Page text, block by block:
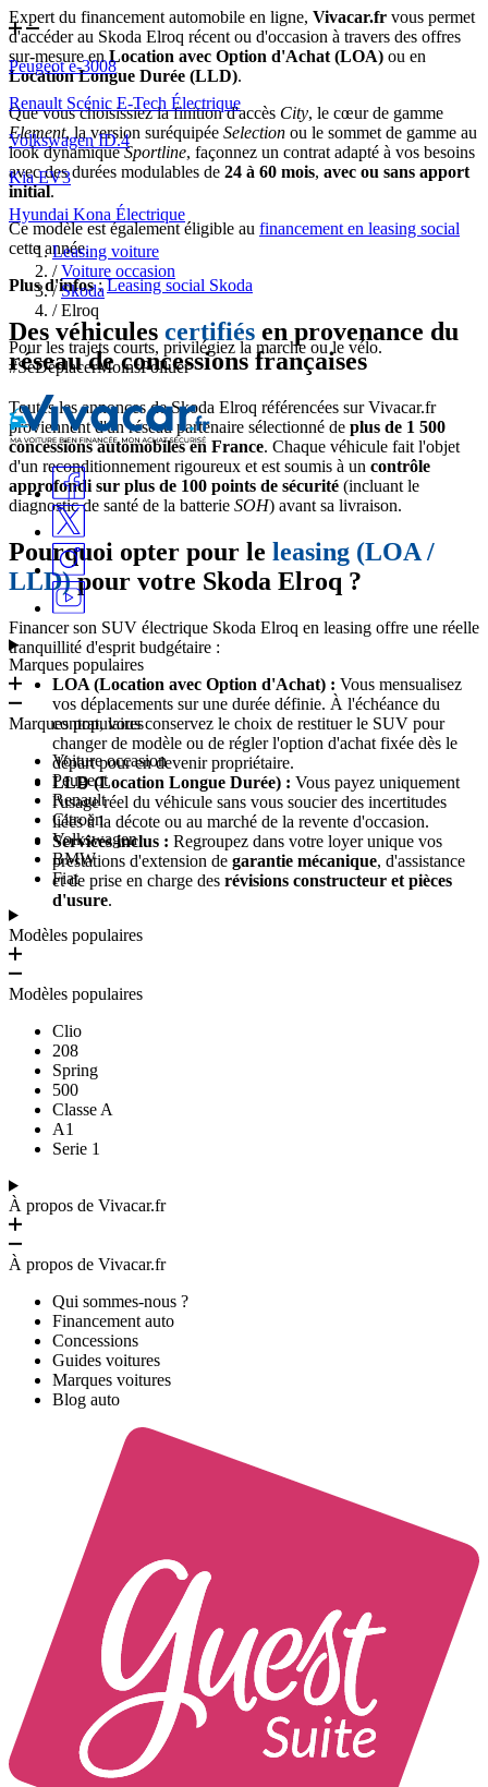
Expert du financement automobile en ligne, Vivacar.fr vous permet
d'accéder au Skoda Elroq récent ou d'occasion à travers des offres
sur-mesure enLocation avec Option d'Achat (LOA) ou en
Location Longue Durée (LLD).
Que vous choisissiez la finition d'accès City, le cœur de gamme
Element, la version suréquipée Selection ou le sommet de gamme au
look dynamiqueSportline, façonnez un contrat adapté à vos besoins
avec des durées modulables de 24 à 60 mois, avec ou sans apport
initial.
Ce modèle est également éligible au financement en leasing social
cette année.
Plus d'infos:Leasing social Skoda
Des véhicules certifiés en provenance du
réseau de concessions françaises
Toutes les annonces de Skoda Elroq référencées sur Vivacar.fr
proviennent d'un réseau partenaire sélectionné de plus de 1 500
concessions automobiles en France. Chaque véhicule fait l'objet
d'un reconditionnement rigoureux et est soumis à un contrôle
approfondi sur plus de 100 points de sécurité (incluant le
diagnostic de santé de la batterie SOH) avant sa livraison.
Pourquoi opter pour le leasing (LOA /
LLD)pour votre Skoda Elroq ?
Financer son SUV électrique Skoda Elroq en leasing offre une réelle
tranquillité d'esprit budgétaire :
LOA (Location avec Option d'Achat) : Vous mensualisez
vos déplacements sur une durée définie. À l'échéance du
contrat, vous conservez le choix de restituer le SUV pour
changer de modèle ou de régler l'option d'achat fixée dès le
départ pour en devenir propriétaire.
LLD (Location Longue Durée) : Vous payez uniquement
l'usage réel du véhicule sans vous soucier des incertitudes
liées à la décote ou au marché de la revente d'occasion.
Services inclus : Regroupez dans votre loyer unique vos
prestations d'extension de garantie mécanique, d'assistance
et de prise en charge des révisions constructeur et pièces
d'usure.
Peugeot e-3008
Renault Scénic E-Tech Électrique
Volkswagen ID.4
Kia EV3
Hyundai Kona Électrique
Leasing voiture
/ Voiture occasion
/ Skoda
/ Elroq
Pour les trajets courts, privilégiez la marche ou le vélo.
#SeDéplacerMoinsPolluer
Marques populaires
Marques populaires
Voiture occasion
Peugeot
Renault
Citroën
Volkswagen
BMW
Fiat
Modèles populaires
Modèles populaires
Clio
208
Spring
500
Classe A
A1
Serie 1
À propos de Vivacar.fr
À propos de Vivacar.fr
Qui sommes-nous ?
Financement auto
Concessions
Guides voitures
Marques voitures
Blog auto